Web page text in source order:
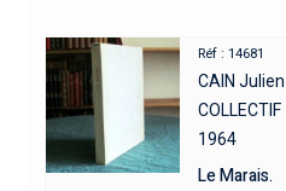
Réf : 14681
CAIN Julien
COLLECTIF
1964
Le Marais.